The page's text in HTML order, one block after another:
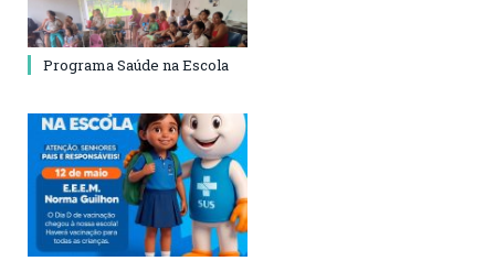
Programa Saúde na Escola